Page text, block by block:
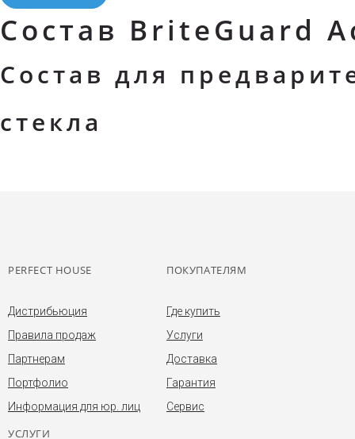
Состав BriteGuard
Состав для
стекла
PERFECT HOUSE
Дистрибьюция
Правила продаж
Партнерам
Портфолио
Информация для юр. лиц
ПОКУПАТЕЛЯМ
Где купить
Услуги
Доставка
Гарантия
Сервис
УСЛУГИ